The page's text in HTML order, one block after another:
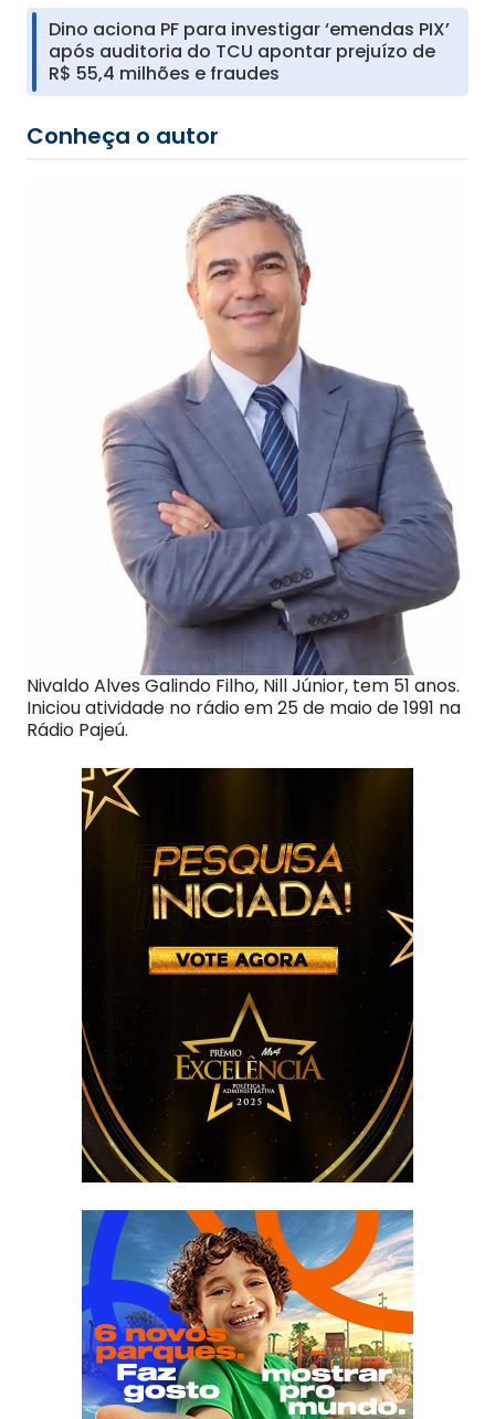
Dino aciona PF para investigar ‘emendas PIX’
após auditoria do TCU apontar prejuízo de
R$ 55,4 milhões e fraudes
Conheça o autor
Nivaldo Alves Galindo Filho, Nill Júnior, tem 51 anos.
Iniciou atividade no rádio em 25 de maio de 1991 na
Rádio Pajeú.